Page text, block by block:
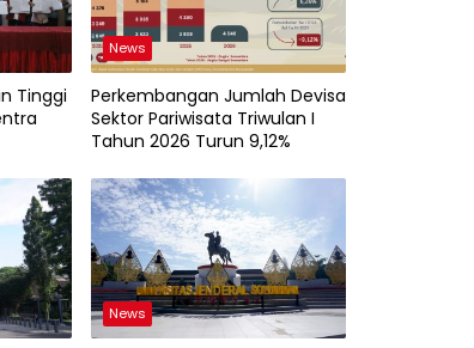
Tinggi
News
Perkembangan Jumlah Devisa
Sektor Pariwisata Triwulan I
Tahun 2026 Turun 9,12%
News